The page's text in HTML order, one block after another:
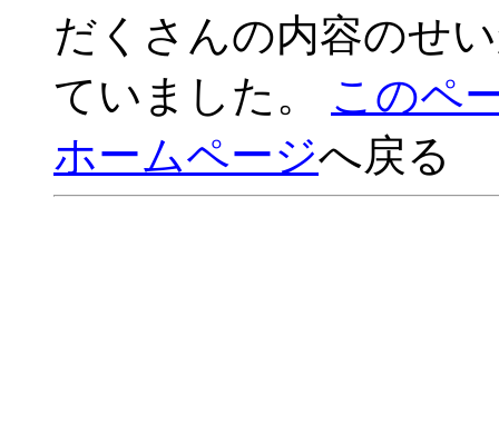
だくさんの内容のせ
ていました。 このペ
ホームページへ戻る